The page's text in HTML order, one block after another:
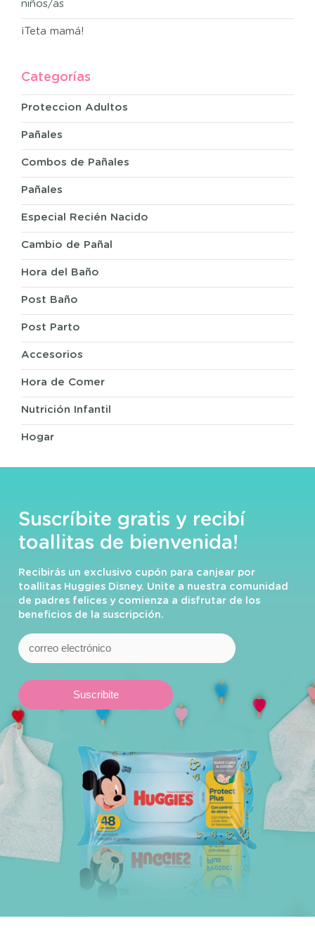
niños/as
¡Teta mamá!
Categorías
Proteccion Adultos
Pañales
Combos de Pañales
Pañales
Especial Recién Nacido
Cambio de Pañal
Hora del Baño
Post Baño
Post Parto
Accesorios
Hora de Comer
Nutrición Infantil
Hogar
Suscríbite gratis y recibí
toallitas de bienvenida!
Recibirás un exclusivo cupón para canjear por
toallitas Huggies Disney. Unite a nuestra comunidad
de padres felices y comienza a disfrutar de los
beneficios de la suscripción.